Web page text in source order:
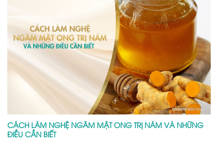
CÁCH LÀM NGHỆ NGÂM MẬT ONG TRỊ NÁM VÀ NHỮNG
ĐIỀU CẦN BIẾT